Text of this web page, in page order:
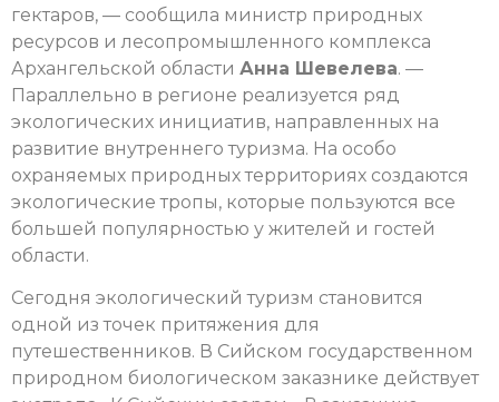
гектаров, — сообщила министр природных
ресурсов и лесопромышленного комплекса
Архангельской области Анна Шевелева. —
Параллельно в регионе реализуется ряд
экологических инициатив, направленных на
развитие внутреннего туризма. На особо
охраняемых природных территориях создаются
экологические тропы, которые пользуются все
большей популярностью у жителей и гостей
области.
Сегодня экологический туризм становится
одной из точек притяжения для
путешественников. В Сийском государственном
природном биологическом заказнике действует